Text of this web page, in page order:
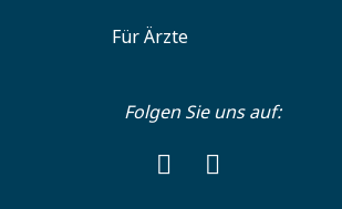
Für Ärzte
Folgen Sie uns auf: